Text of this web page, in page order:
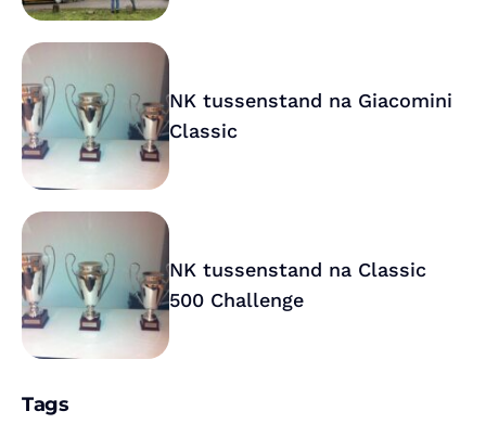
NK tussenstand na Giacomini
Classic
NK tussenstand na Classic
500 Challenge
Tags